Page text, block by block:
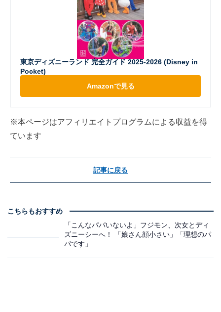
東京ディズニーランド 完全ガイド 2025-2026 (Disney in
Pocket)
Amazonで見る
※本ページはアフィリエイトプログラムによる収益を得
ています
記事に戻る
こちらもおすすめ
「こんなパパいないよ」フジモン、次女とディ
ズニーシーへ！ 「娘さん顔小さい」「理想のパ
パです」